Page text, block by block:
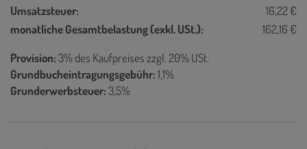
Umsatzsteuer:
16,22 €
monatliche Gesamtbelastung (exkl. USt.):
162,16 €
Provision:3% des Kaufpreises zzgl. 20% USt.
Grundbucheintragungsgebühr:1,1%
Grunderwerbsteuer:3,5%